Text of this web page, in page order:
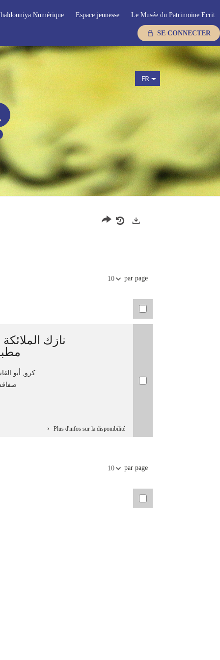
Numérique Espace jeunesse Le Musée du Patrimoine Ecrit
SE CONNECTER
FR
10 par page
نازك
كرو, أبو القاسم
صفاقس
Plus d'infos sur la disponibilité
10 par page